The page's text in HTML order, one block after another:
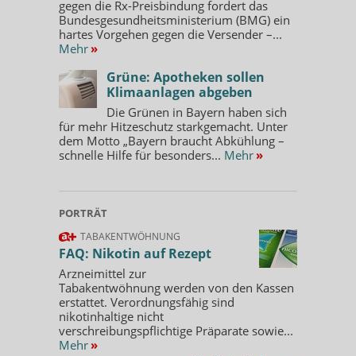
gegen die Rx-Preisbindung fordert das
Bundesgesundheitsministerium (BMG) ein
hartes Vorgehen gegen die Versender –...
Mehr »
Grüne: Apotheken sollen
Klimaanlagen abgeben
Die Grünen in Bayern haben sich
für mehr Hitzeschutz starkgemacht. Unter
dem Motto „Bayern braucht Abkühlung –
schnelle Hilfe für besonders... Mehr »
PORTRÄT
TABAKENTWÖHNUNG
FAQ: Nikotin auf Rezept
Arzneimittel zur
Tabakentwöhnung werden von den Kassen
erstattet. Verordnungsfähig sind
nikotinhaltige nicht
verschreibungspflichtige Präparate sowie...
Mehr »